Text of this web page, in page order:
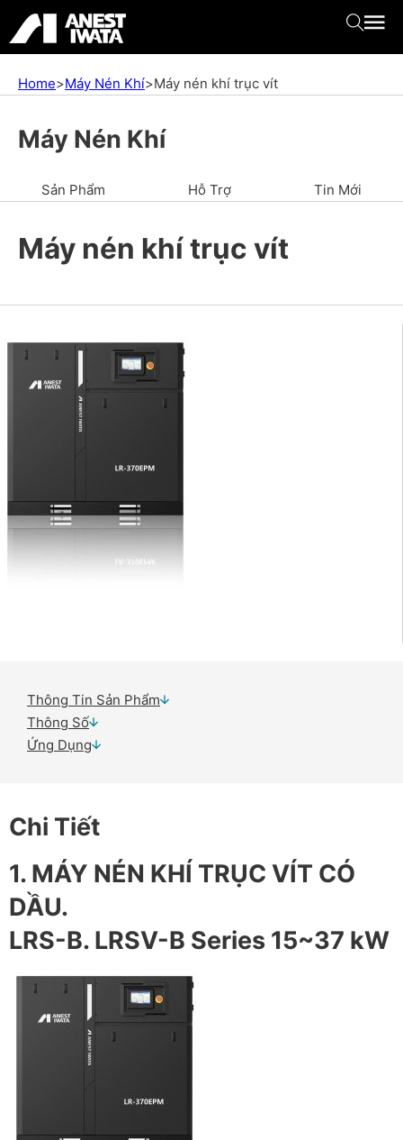
Home>Máy Nén Khí>Máy nén khí trục vít
Máy Nén Khí
Sản Phẩm Hỗ Trợ Tin Mới
Máy nén khí trục vít
Thông Tin Sản Phẩm
Thông Số
Ứng Dụng
Chi Tiết
1. MÁY NÉN KHÍ TRỤC VÍT CÓ
DẦU.
LRS-B. LRSV-B Series 15~37 kW